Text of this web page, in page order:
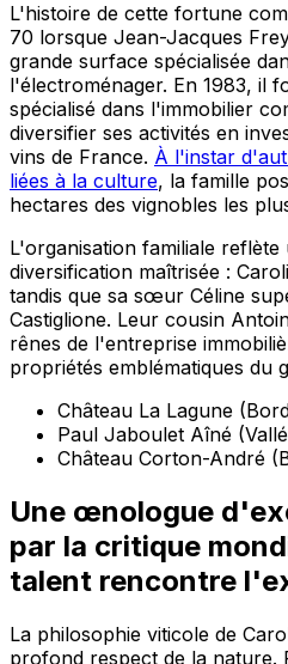
L'histoire de cette fortune
70 lorsque Jean-Jacques
grande surface spécialisée
l'électroménager. En 1983, il
spécialisé dans l'immobilier
diversifier ses activités en
vins de France. À l'instar
liées à la culture, la famille
hectares des vignobles les
L'organisation familiale reflète
diversification maîtrisée :
tandis que sa sœur Céline
Castiglione. Leur cousin
rênes de l'entreprise
propriétés emblématiques du
Château La Lagune
Paul Jaboulet Aîné
Château Corton-André
Une œnologue
par la critique
talent rencontre
La philosophie viticole de
profond respect de la nature.